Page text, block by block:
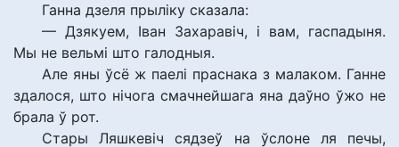
Ганна дзеля прыліку сказала:
— Дзякуем, Іван Захаравіч, і вам, гаспадыня.
Мы не вельмі што галодныя.
Але яны ўсё ж паелі праснака з малаком. Ганне
здалося, што нічога смачнейшага яна даўно ўжо не
брала ў рот.
Стары Ляшкевіч сядзеў на ўслоне ля печы,